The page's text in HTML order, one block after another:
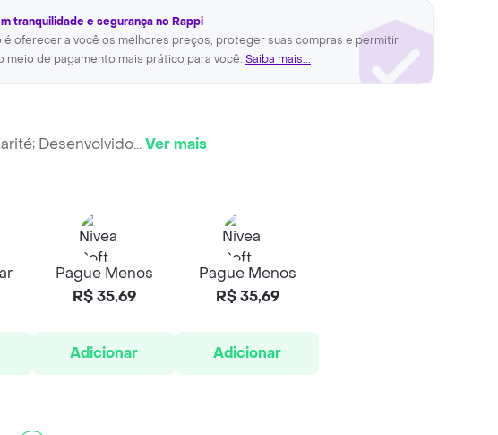
tranquilidade e segurança no Rappi
é oferecer a você os melhores preços, proteger suas compras e permitir
meio de pagamento mais prático para você. Saiba mais...
Desenvolvido...Ver mais
Pague Menos
R$ 35,69
Adicionar
Pague Menos
R$ 35,69
Adicionar